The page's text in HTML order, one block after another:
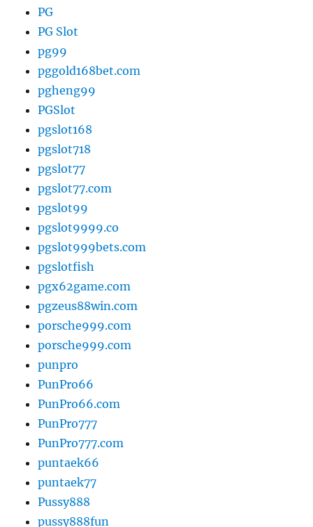
PG
PG Slot
pg99
pggold168bet.com
pgheng99
PGSlot
pgslot168
pgslot718
pgslot77
pgslot77.com
pgslot99
pgslot9999.co
pgslot999bets.com
pgslotfish
pgx62game.com
pgzeus88win.com
porsche999.com
porsche999.com
punpro
PunPro66
PunPro66.com
PunPro777
PunPro777.com
puntaek66
puntaek77
Pussy888
pussy888fun